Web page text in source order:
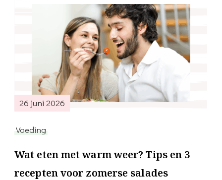
26 juni 2026
Voeding
Wat eten met warm weer? Tips en 3
recepten voor zomerse salades